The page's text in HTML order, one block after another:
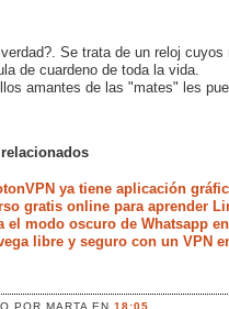
Se trata de un reloj
de cuardeno de toda la vida.
amantes de las "mates" les
ya tiene aplicación
gratis online para aprender
el modo oscuro de Whatsapp
libre y seguro con un VPN
PORMARTAEN18:05